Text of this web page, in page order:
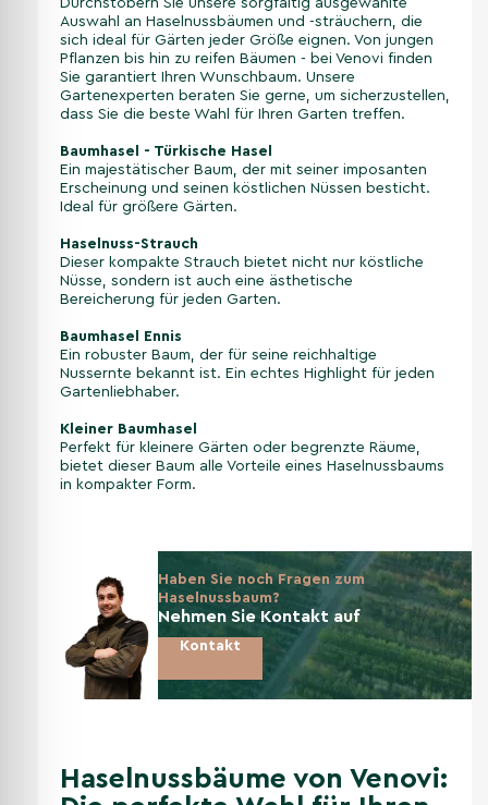
Durchstöbern Sie unsere sorgfältig ausgewählte
Auswahl an Haselnussbäumen und -sträuchern, die
sich ideal für Gärten jeder Größe eignen. Von jungen
Pflanzen bis hin zu reifen Bäumen - bei Venovi finden
Sie garantiert Ihren Wunschbaum. Unsere
Gartenexperten beraten Sie gerne, um sicherzustellen,
dass Sie die beste Wahl für Ihren Garten treffen.
Baumhasel - Türkische Hasel
Ein majestätischer Baum, der mit seiner imposanten
Erscheinung und seinen köstlichen Nüssen besticht.
Ideal für größere Gärten.
Haselnuss-Strauch
Dieser kompakte Strauch bietet nicht nur köstliche
Nüsse, sondern ist auch eine ästhetische
Bereicherung für jeden Garten.
Baumhasel Ennis
Ein robuster Baum, der für seine reichhaltige
Nussernte bekannt ist. Ein echtes Highlight für jeden
Gartenliebhaber.
Kleiner Baumhasel
Perfekt für kleinere Gärten oder begrenzte Räume,
bietet dieser Baum alle Vorteile eines Haselnussbaums
in kompakter Form.
Haben Sie noch Fragen zum
Haselnussbaum?
Nehmen Sie Kontakt auf
Kontakt
Haselnussbäume von Venovi: